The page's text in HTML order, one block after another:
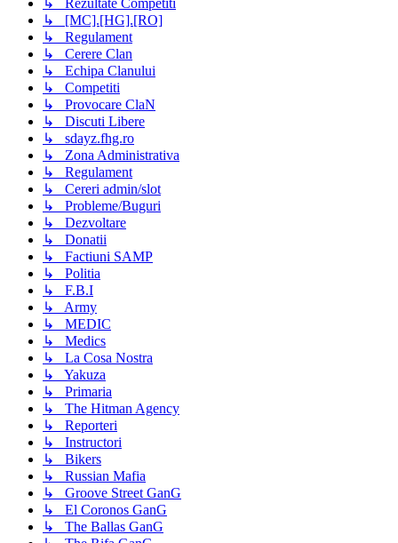
↳ Rezultate Competiti
↳ [MC].[HG].[RO]
↳ Regulament
↳ Cerere Clan
↳ Echipa Clanului
↳ Competiti
↳ Provocare ClaN
↳ Discuti Libere
↳ sdayz.fhg.ro
↳ Zona Administrativa
↳ Regulament
↳ Cereri admin/slot
↳ Probleme/Buguri
↳ Dezvoltare
↳ Donatii
↳ Factiuni SAMP
↳ Politia
↳ F.B.I
↳ Army
↳ MEDIC
↳ Medics
↳ La Cosa Nostra
↳ Yakuza
↳ Primaria
↳ The Hitman Agency
↳ Reporteri
↳ Instructori
↳ Bikers
↳ Russian Mafia
↳ Groove Street GanG
↳ El Coronos GanG
↳ The Ballas GanG